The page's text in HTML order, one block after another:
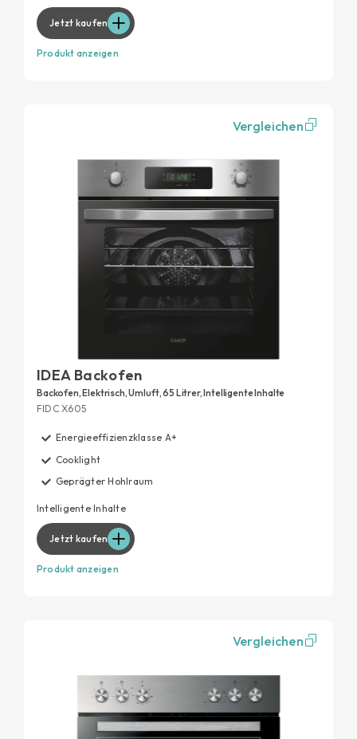
Seitliche Einschubgitter
Jetzt kaufen
Produkt anzeigen
Vergleichen
IDEA Backofen
Backofen, Elektrisch, Umluft, 65 Litrer, Intelligente Inhalte
FIDC X605
Energieeffizienzklasse A+
Cooklight
Geprägter Hohlraum
Intelligente Inhalte
Jetzt kaufen
Produkt anzeigen
Vergleichen